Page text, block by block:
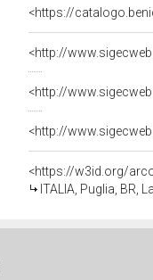
<https://
<http://
<https://w3id.org/
ITALIA, Puglia, BR,